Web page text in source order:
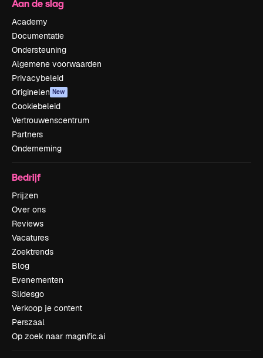
Aan de slag
Academy
Documentatie
Ondersteuning
Algemene voorwaarden
Privacybeleid
Originelen New
Cookiebeleid
Vertrouwenscentrum
Partners
Onderneming
Bedrijf
Prijzen
Over ons
Reviews
Vacatures
Zoektrends
Blog
Evenementen
Slidesgo
Verkoop je content
Perszaal
Op zoek naar magnific.ai